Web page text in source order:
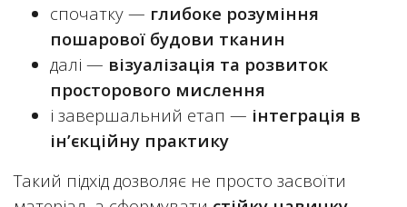
спочатку — глибоке розуміння
пошарової будови тканин
далі — візуалізація та розвиток
просторового мислення
і завершальний етап — інтеграція в
ін’єкційну практику
Такий підхід дозволяє не просто засвоїти